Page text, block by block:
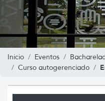
Inicio Eventos
Curso autogerenciado